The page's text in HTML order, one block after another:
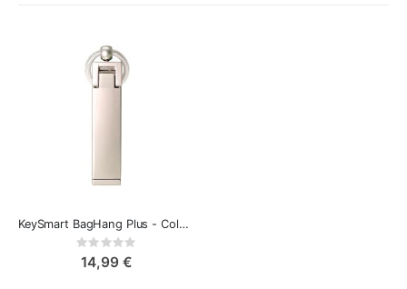
KeySmart BagHang Plus - Colgador de Bolsos y Soporte para Teléfono 2-en-1
Rating:
14,99 €